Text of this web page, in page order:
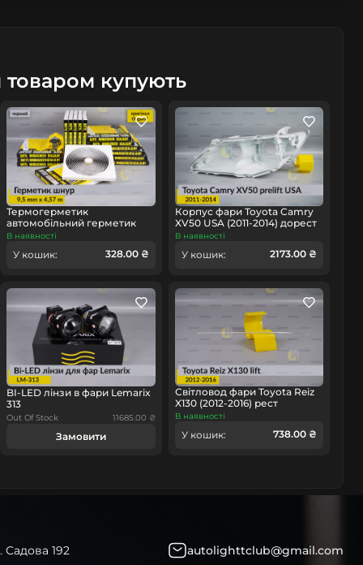
купують
Термогерметик
автомобільний герметик
для фар Orgavyl Оргавіл
В наявності
У кошик: 328.00 ₴
Корпус фари Toyota Camry
XV50 USA (2011-2014) дорест
лівий
В наявності
У кошик: 2173.00 ₴
BI-LED лінзи в фари Lemarix
313
Out Of Stock 11685.00 ₴
Замовити
Світловод фари Toyota Reiz
X130 (2012-2016) рест
короткий лівий
В наявності
У кошик: 738.00 ₴
Садова 192 autolighttclub@gmail.com